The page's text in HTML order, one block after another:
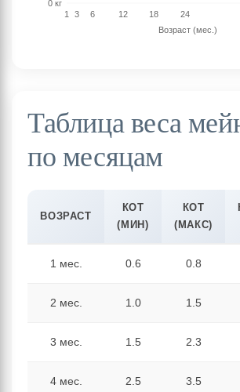
Таблица веса
по месяцам
ВОЗРАСТ
КОТ
(МИН)
КОТ
(МАКС)
1 мес. 0.6 0.8
2 мес. 1.0 1.5
3 мес. 1.5 2.3
4 мес. 2.5 3.5